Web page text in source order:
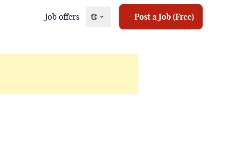
Job offers 🌐 + Post a Job (Free)